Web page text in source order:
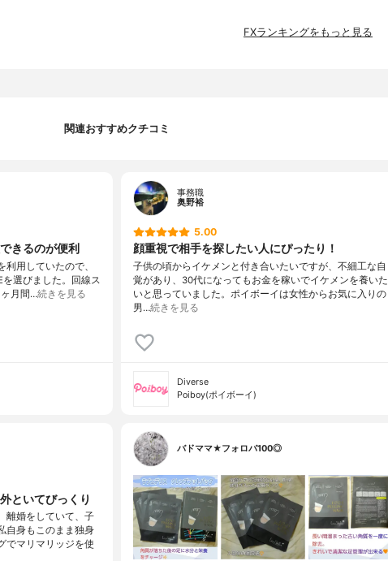
FXランキングをもっと見る
関連おすすめクチコミ
きるのが便利
利用していたので、
を選びました。回線ス
ヶ月間…続きを見る
事務職
奥野裕
5.00
顔重視で相手を探したい人にぴったり！
子供の頃からイケメンと付き合いたいですが、不細工な自
覚があり、30代になってもお金を稼いでイケメンを養いた
いと思っていました。ポイボーイは女性からお気に入りの
男…続きを見る
Diverse
Poiboy(ポイボーイ)
といてびっくり
離婚をしていて、子
自身もこのまま独身
でマリマリッジを使
バドママ★フォロバ100◎